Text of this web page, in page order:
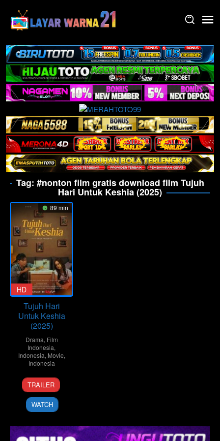
content
Tag: #nonton film gratis download film Tujuh
Hari Untuk Keshia (2025)
89 min
HD
Tujuh Hari
Untuk Keshia
(2025)
Drama, Film
Indonesia,
Indonesia, Movie,
Indonesia
24
Jan
2025
Eman
Pradipta
TRAILER
WATCH